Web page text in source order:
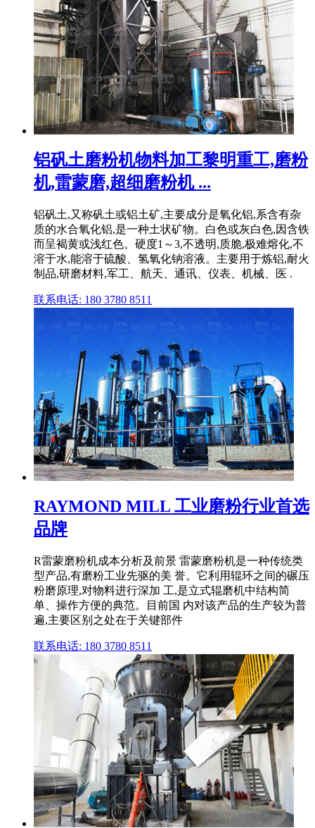
铝矾土磨粉机物料加工黎明重工,磨粉
机,雷蒙磨,超细磨粉机 ...
铝矾土,又称矾土或铝土矿,主要成分是氧化铝,系含有杂
质的水合氧化铝,是一种土状矿物。白色或灰白色,因含铁
而呈褐黄或浅红色。硬度1～3,不透明,质脆,极难熔化,不
溶于水,能溶于硫酸、氢氧化钠溶液。主要用于炼铝,耐火
制品,研磨材料,军工、航天、通讯、仪表、机械、医 .
联系电话: 180 3780 8511
RAYMOND MILL 工业磨粉行业首选
品牌
R雷蒙磨粉机成本分析及前景 雷蒙磨粉机是一种传统类
型产品,有磨粉工业先驱的美 誉。它利用辊环之间的碾压
粉磨原理,对物料进行深加 工,是立式辊磨机中结构简
单、操作方便的典范。目前国 内对该产品的生产较为普
遍,主要区别之处在于关键部件
联系电话: 180 3780 8511